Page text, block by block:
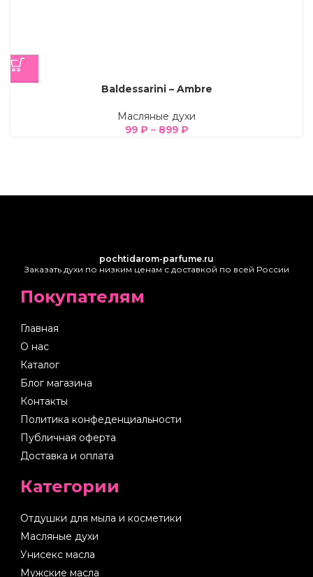
Baldessarini – Ambre
Масляные духи
99 ₽ – 899 ₽
pochtidarom-parfume.ru
Заказать духи по низким ценам с доставкой по всей России
Покупателям
Главная
О нас
Каталог
Блог магазина
Контакты
Политика конфеденциальности
Публичная оферта
Доставка и оплата
Категории
Отдушки для мыла и косметики
Масляные духи
Унисекс масла
Мужские масла